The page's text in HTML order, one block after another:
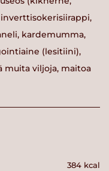
kardemumma,
(lesitiini),
muita viljoja, maitoa
384 kcal